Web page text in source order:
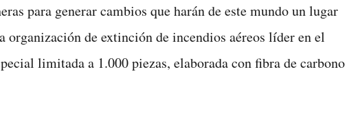
para generar cambios que harán de este mundo un lugar
de extinción de incendios aéreos líder en el
limitada a 1.000 piezas, elaborada con fibra de carbono